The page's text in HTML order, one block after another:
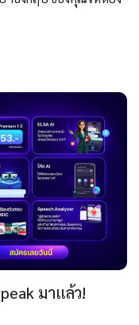
มาแล้ว!